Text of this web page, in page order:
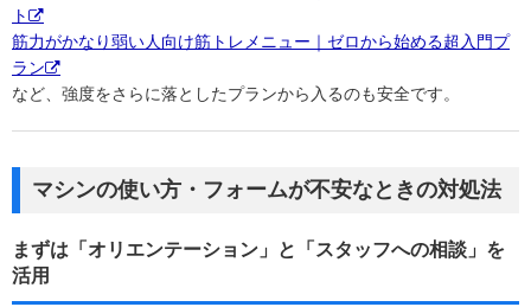
ト
筋力がかなり弱い人向け筋トレメニュー｜ゼロから始める超入門プ
ラン
など、強度をさらに落としたプランから入るのも安全です。
マシンの使い方・フォームが不安なときの対処法
まずは「オリエンテーション」と「スタッフへの相談」を
活用